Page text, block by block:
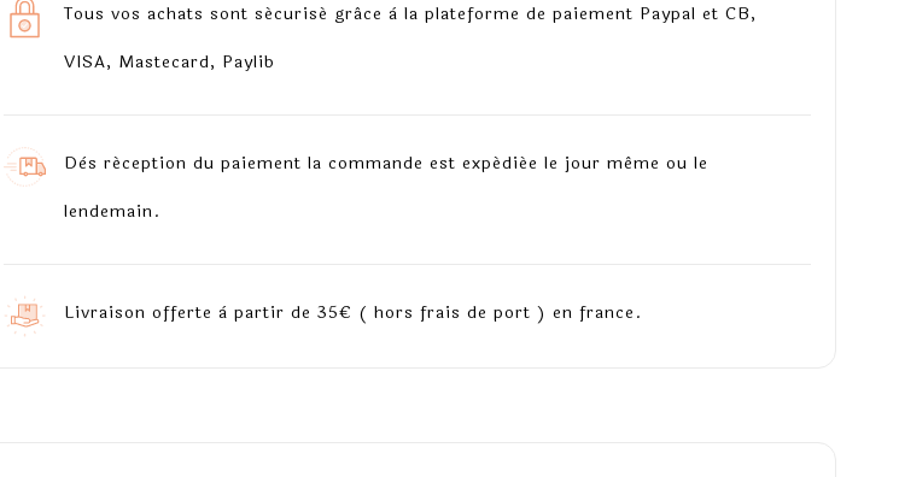
Tous vos achats sont sécurisé grâce à la plateforme de paiement Paypal et CB,
VISA, Mastecard, Paylib
Dès réception du paiement la commande est expédiée le jour même ou le
lendemain.
Livraison offerte à partir de 35€ ( hors frais de port ) en france.